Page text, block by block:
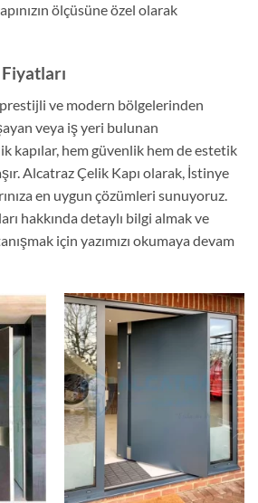
ölçüsüne özel olarak
ve modern bölgelerinden
veya iş yeri bulunan
kapılar, hem güvenlik hem de estetik
Alcatraz Çelik Kapı olarak, İstinye
en uygun çözümleri sunuyoruz.
hakkında detaylı bilgi almak ve
için yazımızı okumaya devam